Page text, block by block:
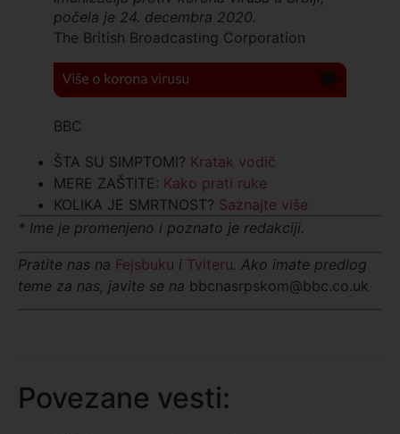
počela je 24. decembra 2020.
The British Broadcasting Corporation
BBC
ŠTA SU SIMPTOMI? Kratak vodič
MERE ZAŠTITE: Kako prati ruke
KOLIKA JE SMRTNOST? Saznajte više
* Ime je promenjeno i poznato je redakciji.
Pratite nas na Fejsbuku i Tviteru. Ako imate predlog
teme za nas, javite se na bbcnasrpskom@bbc.co.uk
Povezane vesti: